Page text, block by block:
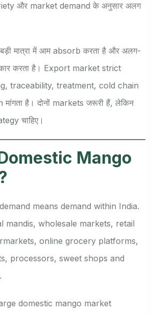
और market demand के अनुसार अलग
मात्रा में आम absorb करता है और अलग-
करता है। Export market strict
traceability, treatment, cold chain
है। दोनों markets जरूरी हैं, लेकिन
चाहिए।
Mango
means demand within India.
mandis, wholesale markets, retail
online grocery platforms,
processors, sweet shops and
domestic mango market